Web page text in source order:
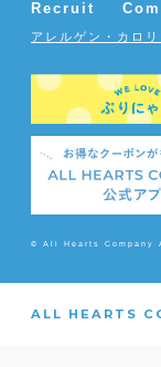
Recruit
アレルゲン・カロ
© All Hearts Company
ALL HEARTS